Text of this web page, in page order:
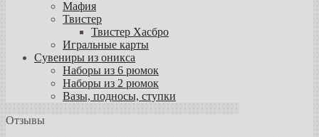
Мафия
Твистер
Твистер Хасбро
Игральные карты
Сувениры из оникса
Наборы из 6 рюмок
Наборы из 2 рюмок
Вазы, подносы, ступки
Отзывы